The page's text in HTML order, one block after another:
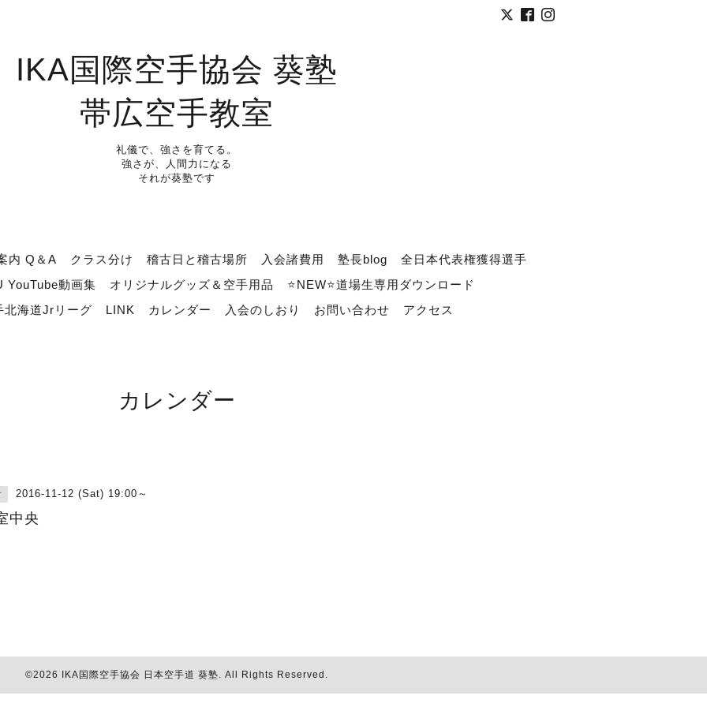
IKA国際空手協会 葵塾
帯広空手教室
礼儀で、強さを育てる。
強さが、人間力になる
それが葵塾です
内 Q＆A クラス分け 稽古日と稽古場所 入会諸費用 塾長blog
全日本代表権獲得選手
YouTube動画集
オリジナルグッズ＆空手用品
⭐NEW⭐道場生専用ダウンロード
北海道Jrリーグ
LINK カレンダー 入会のしおり お問い合わせ アクセス
カレンダー
2016-11-12 (Sat) 19:00～
中央
©2026 IKA国際空手協会 日本空手道 葵塾. All Rights Reserved.